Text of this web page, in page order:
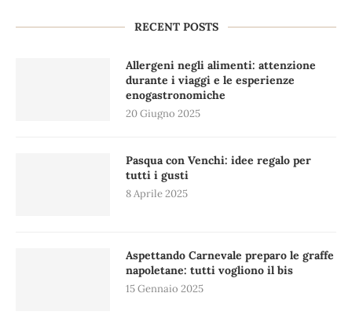
RECENT POSTS
Allergeni negli alimenti: attenzione
durante i viaggi e le esperienze
enogastronomiche
20 Giugno 2025
Pasqua con Venchi: idee regalo per
tutti i gusti
8 Aprile 2025
Aspettando Carnevale preparo le graffe
napoletane: tutti vogliono il bis
15 Gennaio 2025